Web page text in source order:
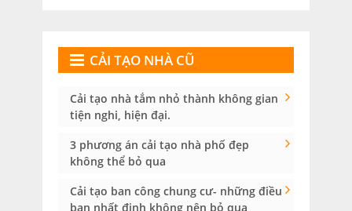
CẢI TẠO NHÀ CŨ
Cải tạo nhà tắm nhỏ thành không gian
tiện nghi, hiện đại.
3 phương án cải tạo nhà phố đẹp
không thể bỏ qua
Cải tạo ban công chung cư- những điều
bạn nhất định không nên bỏ qua